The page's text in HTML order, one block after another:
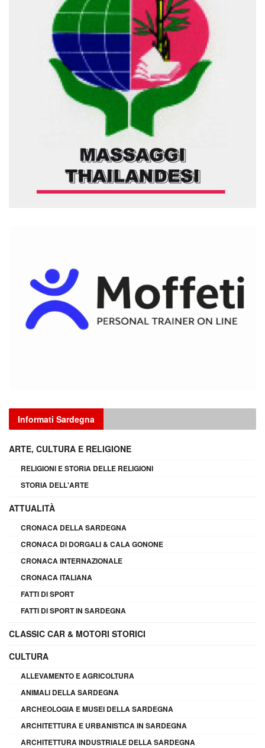
Informati Sardegna
ARTE, CULTURA E RELIGIONE
RELIGIONI E STORIA DELLE RELIGIONI
STORIA DELL'ARTE
ATTUALITÀ
CRONACA DELLA SARDEGNA
CRONACA DI DORGALI & CALA GONONE
CRONACA INTERNAZIONALE
CRONACA ITALIANA
FATTI DI SPORT
FATTI DI SPORT IN SARDEGNA
CLASSIC CAR & MOTORI STORICI
CULTURA
ALLEVAMENTO E AGRICOLTURA
ANIMALI DELLA SARDEGNA
ARCHEOLOGIA E MUSEI DELLA SARDEGNA
ARCHITETTURA E URBANISTICA IN SARDEGNA
ARCHITETTURA INDUSTRIALE DELLA SARDEGNA